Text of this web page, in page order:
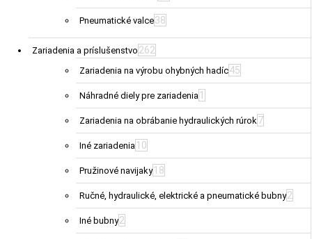
Pneumatické valce38
Zariadenia a príslušenstvo 262
Zariadenia na výrobu ohybných hadíc45
Náhradné diely pre zariadenia 1
Zariadenia na obrábanie hydraulických rúrok7
Iné zariadenia 10
Pružinové navijaky 18
Ručné, hydraulické, elektrické a pneumatické bubny2
Iné bubny2